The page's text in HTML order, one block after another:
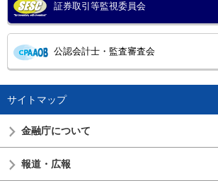
証券取引等監視委員会
公認会計士・監査審査会
サイトマップ
金融庁について
報道・広報